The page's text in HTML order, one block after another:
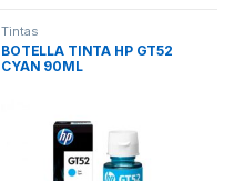
Tintas
BOTELLA TINTA HP GT52
CYAN 90ML